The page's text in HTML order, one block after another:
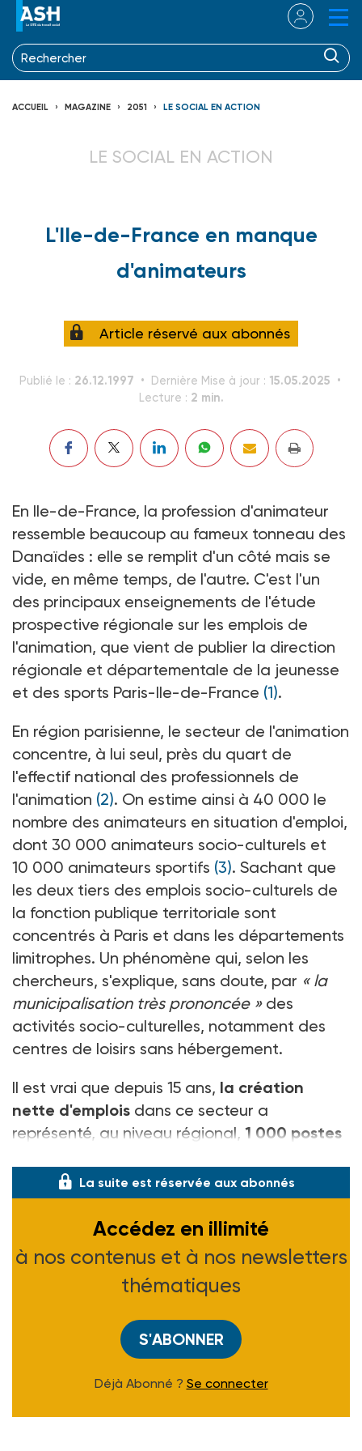
ACCUEIL MAGAZINE 2051 LE SOCIAL EN ACTION
LE SOCIAL EN ACTION
L'Ile-de-France en manque
d'animateurs
Article réservé aux abonnés
Publié le : 26.12.1997 Dernière Mise à jour : 15.05.2025
Lecture : 2 min.
En Ile-de-France, la profession d'animateur
ressemble beaucoup au fameux tonneau des
Danaïdes : elle se remplit d'un côté mais se
vide, en même temps, de l'autre. C'est l'un
des principaux enseignements de l'étude
prospective régionale sur les emplois de
l'animation, que vient de publier la direction
régionale et départementale de la jeunesse
et des sports Paris-Ile-de-France (1).
En région parisienne, le secteur de l'animation
concentre, à lui seul, près du quart de
l'effectif national des professionnels de
l'animation (2). On estime ainsi à 40 000 le
nombre des animateurs en situation d'emploi,
dont 30 000 animateurs socio-culturels et
10 000 animateurs sportifs (3). Sachant que
les deux tiers des emplois socio-culturels de
la fonction publique territoriale sont
concentrés à Paris et dans les départements
limitrophes. Un phénomène qui, selon les
chercheurs, s'explique, sans doute, par « la
municipalisation très prononcée »des
activités socio-culturelles, notamment des
centres de loisirs sans hébergement.
Il est vrai que depuis 15 ans, la création
nette d'emplois dans ce secteur a
représenté, au niveau régional, 1 000 postes
La suite est réservée aux abonnés
Accédez en illimité
à nos contenus et à nos newsletters
thématiques
S'ABONNER
Déjà Abonné ? Se connecter